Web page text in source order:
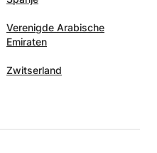
Verenigde Arabische
Emiraten
Zwitserland